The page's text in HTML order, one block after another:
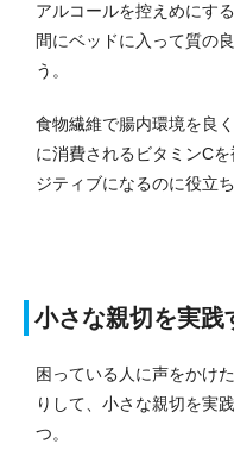
アルコールを控えめにす
間にベッドに入って質の
う。
食物繊維で腸内環境を良
に消費されるビタミンC
ジティブになるのに役立ち
小さな親切を実践
困っている人に声をかけ
りして、小さな親切を実
つ。